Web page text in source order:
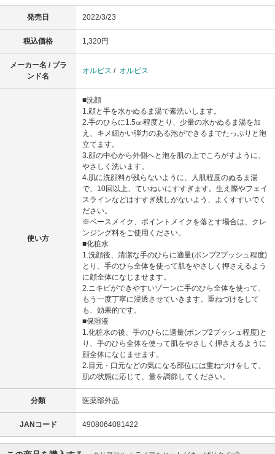
発売日 2022/3/23
税込価格 1,320円
メーカー名 / ブラ
ンド名
オルビス / オルビス
使い方
■洗顔
1.顔と手を水かぬるま湯で素洗いします。
2.手のひらに1.5㎝程度とり、少量の水かぬるま湯を加
え、キメ細かい弾力のある泡ができるまでたっぷりと泡
立てます。
3.顔の中心から外側へと泡を肌の上でころがすように、
やさしく洗います。
4.肌に洗顔料が残らないように、人肌程度のぬるま湯
で、10回以上、ていねいにすすぎます。生え際やフェイ
スラインなどはすすぎ残しがないよう、よくすすいでく
ださい。
※ベースメイク、ポイントメイクを落とす場合は、クレ
ンジング料をご使用ください。
■化粧水
1.洗顔後、清潔な手のひらに適量(ポンプ2プッシュ程度)
とり、手のひら全体を使って肌をやさしく押さえるよう
に顔全体になじませます。
2.ニキビができやすいゾーンに手のひら全体を使って、
もう一度丁寧に浸透させていきます。重ねづけをして
も、効果的です。
■保湿液
1.化粧水の後、手のひらに適量(ポンプ2プッシュ程度)と
り、手のひら全体を使って肌をやさしく押さえるように
顔全体になじませます。
2.目元・口元などの気になる部位には重ねづけをして、
肌の状態に応じて、量を調節してください。
分類 医薬部外品
JANコード 4908064081422